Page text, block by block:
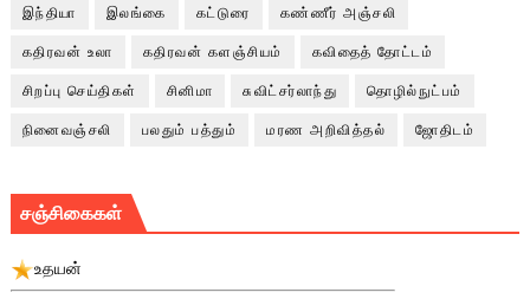
இந்தியா இலங்கை கட்டுரை கண்ணீர் அஞ்சலி
கதிரவன் உலா கதிரவன் களஞ்சியம் கவிதைத் தோட்டம்
சிறப்பு செய்திகள் சினிமா சுவிட்சர்லாந்து தொழில்நுட்பம்
நினைவஞ்சலி பலதும் பத்தும் மரண அறிவித்தல் ஜோதிடம்
சஞ்சிகைகள்
உதயன்